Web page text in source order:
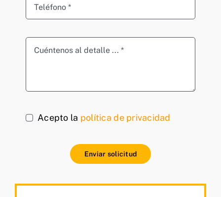
Acepto la política de privacidad
Enviar solicitud